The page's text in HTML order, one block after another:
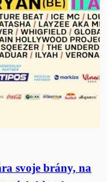
svoje brány, na